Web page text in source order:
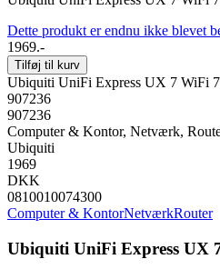
Dette produkt er endnu ikke blevet
1969.-
Tilføj til kurv
Ubiquiti UniFi Express UX 7 WiFi
907236
907236
Computer & Kontor, Netværk,
Ubiquiti
1969
DKK
0810010074300
Computer & KontorNetværkRouter
Ubiquiti UniFi Express UX